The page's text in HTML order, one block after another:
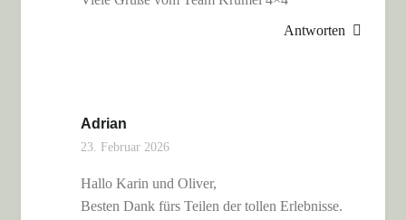
Antworten
Adrian
23. Februar 2026
Hallo Karin und Oliver,
Besten Dank fürs Teilen der tollen Erlebnisse.